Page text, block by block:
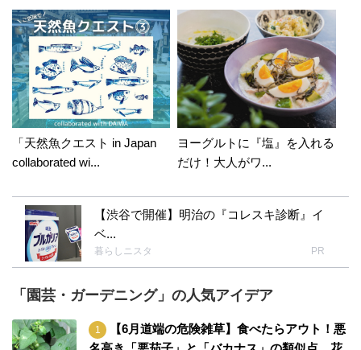
「天然魚クエスト in Japan
collaborated wi...
ヨーグルトに『塩』を入れる
だけ！大人がワ...
【渋谷で開催】明治の『コレスキ診断』イ
ベ...
暮らしニスタ PR
「園芸・ガーデニング」の人気アイデア
【6月道端の危険雑草】食べたらアウト！悪